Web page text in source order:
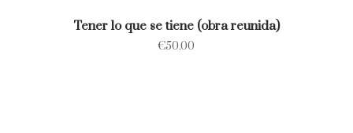
Tener lo que se tiene (obra reunida)
€50.00